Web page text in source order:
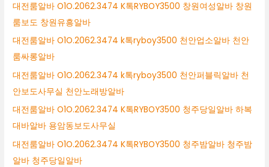
대전룸알바 O1O.2062.3474 K톡RYBOY3500 창원여성알바 창원
룸보도 창원유흥알바
대전룸알바 O1O.2062.3474 k톡ryboy3500 천안업소알바 천안
룸싸롱알바
대전룸알바 O1O.2062.3474 k톡ryboy3500 천안퍼블릭알바 천
안보도사무실 천안노래방알바
대전룸알바 O1O.2062.3474 K톡RYBOY3500 청주당일알바 하복
대바알바 용암동보도사무실
대전룸알바 O1O.2062.3474 K톡RYBOY3500 청주밤알바 청주밤
알바 청주당일알바